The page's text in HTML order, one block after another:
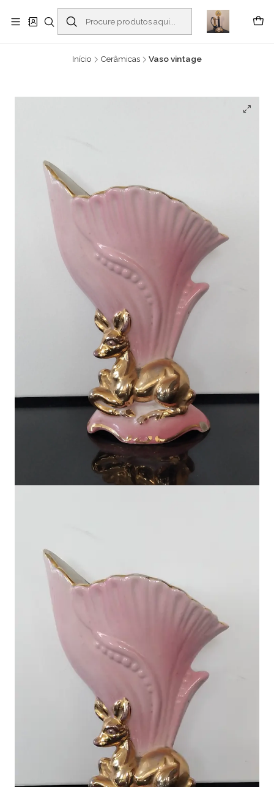
Buscantiguidades - Leilões. Colecionismo e antiguidades em Viana do
Castelo -
Ler mais
Início Cerâmicas Vaso vintage